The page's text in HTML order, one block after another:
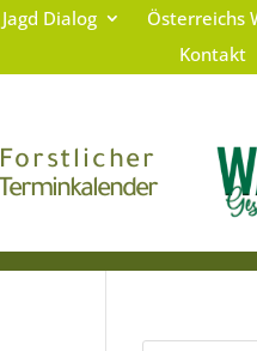
Dialog Österreichs
Kontakt
Forstlicher
Terminkalender